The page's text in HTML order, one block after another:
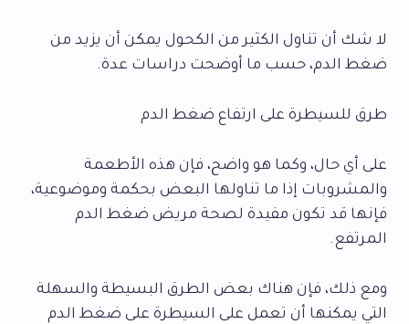
لا شك أن تناول الكثير من الكحول يمكن أن يزيد من
ضغط الدم، حسب ما أوضحت دراسات عدة.
طرق للسيطرة على ارتفاع ضغط الدم
على أي حال، وكما هو واضح، فإن هذه الأطعمة
والمشروبات إذا ما تناولها البعض بحكمة وموضوعية،
فإنها قد تكون مفيدة لصحة مريض ضغط الدم
المرتفع.
ومع ذلك، فإن هناك بعض الطرق البسيطة والسهلة
التي يمكنها أن تعمل على السيطرة على ضغط الدم